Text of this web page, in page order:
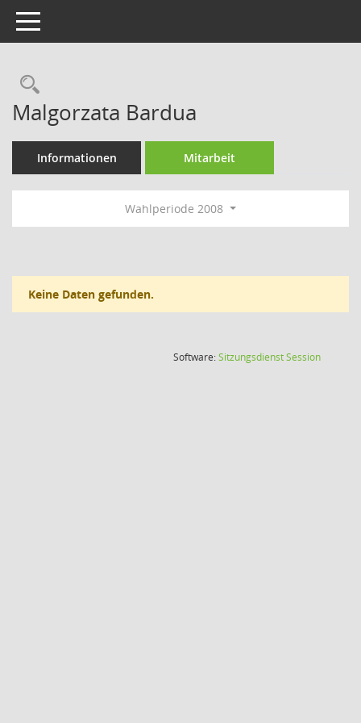
Toggle navigation
Rechercheauswahl
Malgorzata Bardua
Informationen Mitarbeit
Wahlperiode 2008
Keine Daten gefunden.
Software:SitzungsdienstSession(Wird in